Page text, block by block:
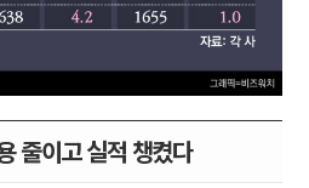
줄이고 실적 챙켰다